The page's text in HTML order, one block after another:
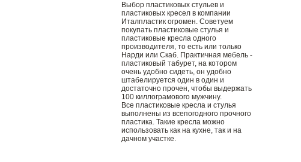
Выбор пластиковых стульев и
пластиковых кресел в компании
Италпластик огромен. Советуем
покупать пластиковые стулья и
пластиковые кресла одного
производителя, то есть или только
Нарди или Скаб. Практичная мебель -
пластиковый табурет, на котором
очень удобно сидеть, он удобно
штабелируется один в один и
достаточно прочен, чтобы выдержать
100 киллограмового мужчину.
Все пластиковые кресла и стулья
выполнены из всепогодного прочного
пластика. Такие кресла можно
использовать как на кухне, так и на
дачном участке.